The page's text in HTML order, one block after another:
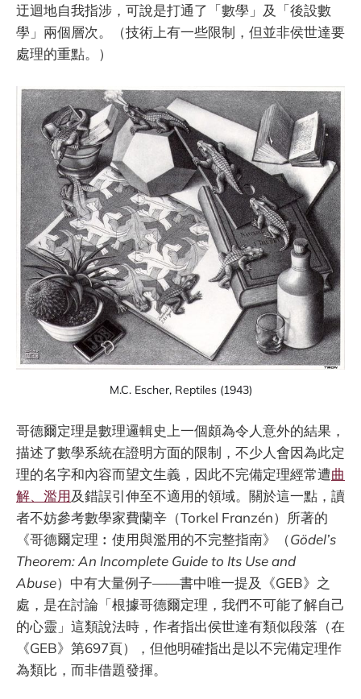
迂迴地自我指涉，可說是打通了「數學」及「後設數
學」兩個層次。（技術上有一些限制，但並非侯世達要
處理的重點。）
M.C. Escher, Reptiles (1943)
哥德爾定理是數理邏輯史上一個頗為令人意外的結果，
描述了數學系統在證明方面的限制，不少人會因為此定
理的名字和內容而望文生義，因此不完備定理經常遭曲
解、濫用及錯誤引伸至不適用的領域。關於這一點，讀
者不妨參考數學家費蘭辛（Torkel Franzén）所著的
《哥德爾定理︰使用與濫用的不完整指南》（Gödel’s
Theorem: An Incomplete Guide to Its Use and
Abuse）中有大量例子——書中唯一提及《GEB》之
處，是在討論「根據哥德爾定理，我們不可能了解自己
的心靈」這類說法時，作者指出侯世達有類似段落（在
《GEB》第697頁），但他明確指出是以不完備定理作
為類比，而非借題發揮。